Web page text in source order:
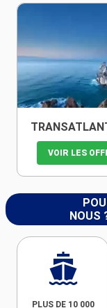
VOIR LES
NOUS
PLUS DE 10 000